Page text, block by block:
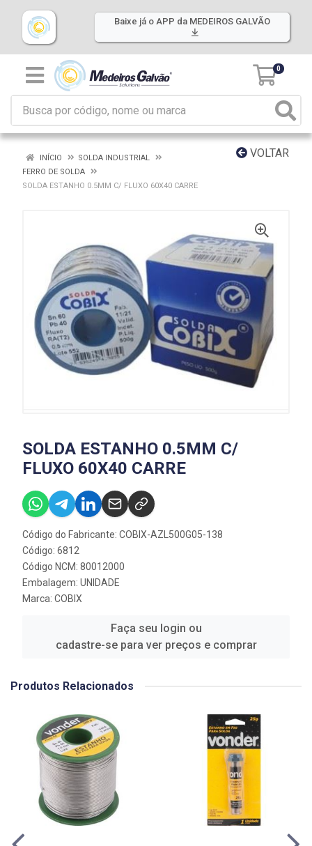
Baixe já o APP da MEDEIROS GALVÃO
0
VOLTAR
INÍCIO
SOLDA INDUSTRIAL
FERRO DE SOLDA
SOLDA ESTANHO 0.5MM C/ FLUXO 60X40 CARRE
SOLDA ESTANHO 0.5MM C/
FLUXO 60X40 CARRE
Código do Fabricante: COBIX-AZL500G05-138
Código: 6812
Código NCM: 80012000
Embalagem: UNIDADE
Marca: COBIX
Faça seu login ou
cadastre-se para ver preços e comprar
Produtos Relacionados